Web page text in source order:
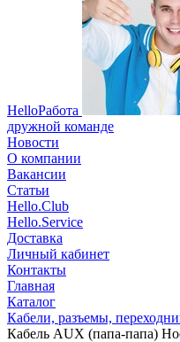
HelloРабота
дружной команде
Новости
О компании
Вакансии
Статьи
Hello.Club
Hello.Service
Доставка
Личный кабинет
Контакты
Главная
Каталог
Кабели, разъемы,
Кабель AUX (папа-папа)